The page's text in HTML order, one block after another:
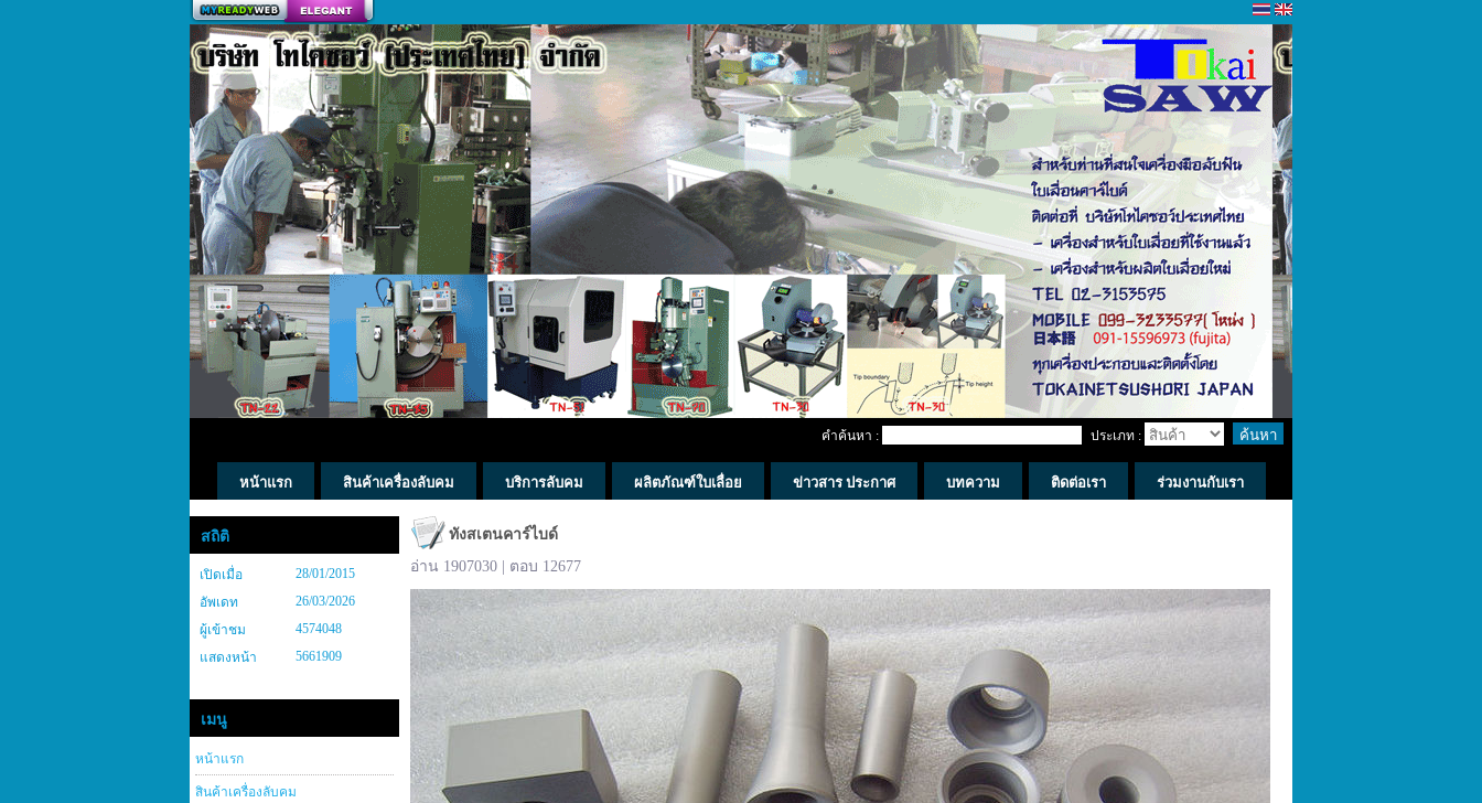
สร้างเว็บ
คำค้นหา : ประเภท :
หน้าแรก สินค้าเครื่องลับคม บริการลับคม ผลิตภัณฑ์ใบเลื่อย ข่าวสาร ประกาศ บทความ ติดต่อเรา ร่วมงานกับเรา
สถิติ
เปิดเมื่อ
28/01/2015
อัพเดท
26/03/2026
ผู้เข้าชม
4574048
แสดงหน้า
5661909
เมนู
หน้าแรก
สินค้าเครื่องลับคม
ทังสเตนคาร์ไบด์
อ่าน 1907030 | ตอบ 12677